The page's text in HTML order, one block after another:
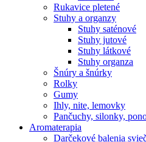
Rukavice pletené
Stuhy a organzy
Stuhy saténové
Stuhy jutové
Stuhy látkové
Stuhy organza
Šnúry a šnúrky
Rolky
Gumy
Ihly, nite, lemovky
Pančuchy, silonky,
Aromaterapia
Darčekové balenia